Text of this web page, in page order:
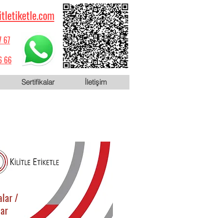
67
66
Sertifikalar İletişim
/